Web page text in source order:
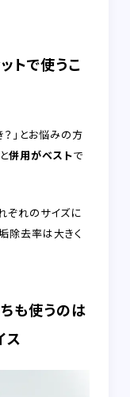
トで使うこ
？」とお悩みの方
併用がベストで
ぞれのサイズに
除去率は大きく
も使うのは
ス